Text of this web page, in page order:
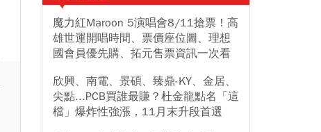
魔力紅Maroon 5演唱會8/11搶票！高
雄世運開唱時間、票價座位圖、理想
國會員優先購、拓元售票資訊一次看
欣興、南電、景碩、臻鼎-KY、金居、
尖點...PCB買誰最賺？杜金龍點名「這
檔」爆炸性強漲，11月末升段首選